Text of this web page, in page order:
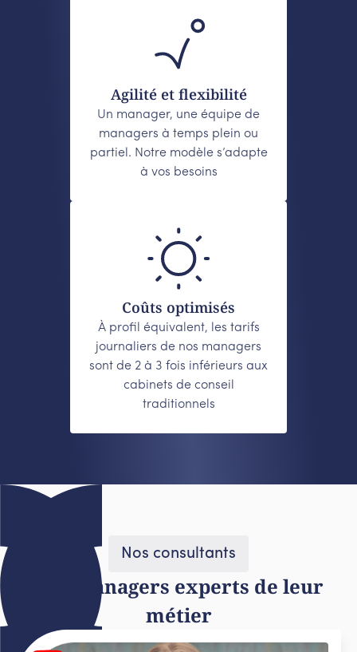
Agilité et flexibilité
Un manager, une équipe de
managers à temps plein ou
partiel. Notre modèle s’adapte
à vos besoins
Coûts optimisés
À profil équivalent, les tarifs
journaliers de nos managers
sont de 2 à 3 fois inférieurs aux
cabinets de conseil
traditionnels
Nos consultants
Des managers experts de leur
métier